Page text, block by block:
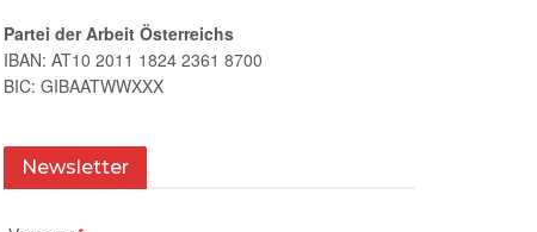
Partei der Arbeit Österreichs
IBAN: AT10 2011 1824 2361 8700
BIC: GIBAATWWXXX
Newsletter